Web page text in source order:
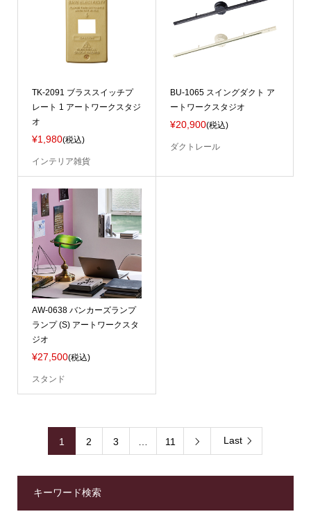
TK-2091 ブラススイッチプ
レート 1 アートワークスタジ
オ
¥1,980(税込)
インテリア雑貨
BU-1065 スイングダクト ア
ートワークスタジオ
¥20,900(税込)
ダクトレール
AW-0638 バンカーズランプ
ランプ (S) アートワークスタ
ジオ
¥27,500(税込)
スタンド
1 2 3 11  Last
キーワード検索